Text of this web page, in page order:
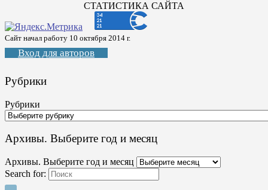
СТАТИСТИКА САЙТА
Сайт начал работу 10 октября 2014 г.
Вход для авторов
Рубрики
Рубрики
Архивы. Выберите год и месяц
Архивы. Выберите год и месяц
Search for: